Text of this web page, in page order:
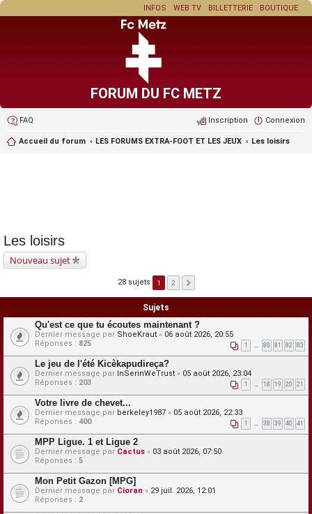
BOUTIQUE
BILLETTERIE
WEB TV
INFOS
FORUM DU FC METZ
FAQ Connexion
Inscription
Accueil du forum LES FORUMS EXTRA-FOOT ET LES JEUX Les loisirs
Les loisirs
Nouveau sujet
28 sujets 1 2
Sujets
Qu'est ce que tu écoutes maintenant ?
Dernier message par ShoeKraut « 06 août 2026, 20:55
Réponses : 825 1 … 80 81 82 83
Le jeu de l'été Kicèkapudireça?
Dernier message par InSerinWeTrust « 05 août 2026, 23:04
Réponses : 203 1 … 18 19 20 21
Votre livre de chevet...
Dernier message par berkeley1987 « 05 août 2026, 22:33
Réponses : 400 1 … 38 39 40 41
MPP Ligue. 1 et Ligue 2
Dernier message par Cactus « 03 août 2026, 07:50
Réponses : 5
Mon Petit Gazon [MPG]
Dernier message par Cioran « 29 juil. 2026, 12:01
Réponses : 2